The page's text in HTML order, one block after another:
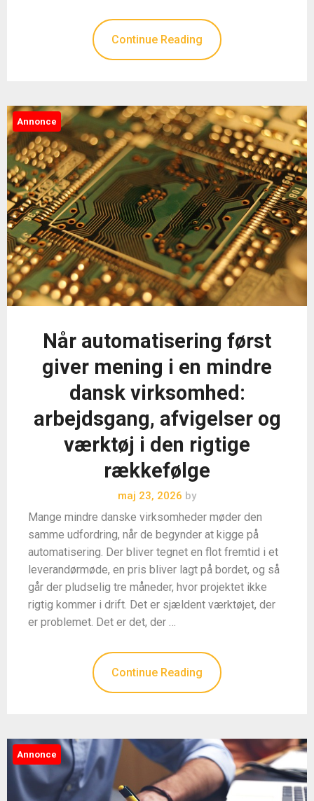
Continue Reading
Annonce
Når automatisering først
giver mening i en mindre
dansk virksomhed:
arbejdsgang, afvigelser og
værktøj i den rigtige
rækkefølge
maj 23, 2026 by
Mange mindre danske virksomheder møder den
samme udfordring, når de begynder at kigge på
automatisering. Der bliver tegnet en flot fremtid i et
leverandørmøde, en pris bliver lagt på bordet, og så
går der pludselig tre måneder, hvor projektet ikke
rigtig kommer i drift. Det er sjældent værktøjet, der
er problemet. Det er det, der …
Continue Reading
Annonce